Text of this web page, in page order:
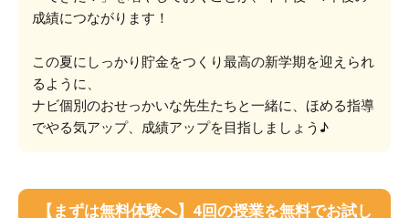
成績につながります！
この夏にしっかり貯金をつくり最高の新学期を迎えられ
るように、
ナビ個別のおせっかいな先生たちと一緒に、ほめる指導
でやる気アップ、成績アップを目指しましょう♪
【まずは無料体験へ】4回の授業を無料でお試し